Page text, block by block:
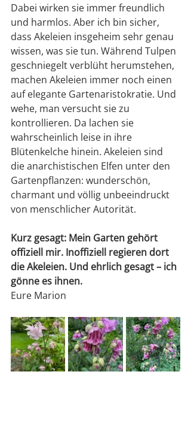
Dabei wirken sie immer freundlich
und harmlos. Aber ich bin sicher,
dass Akeleien insgeheim sehr genau
wissen, was sie tun. Während Tulpen
geschniegelt verblüht herumstehen,
machen Akeleien immer noch einen
auf elegante Gartenaristokratie. Und
wehe, man versucht sie zu
kontrollieren. Da lachen sie
wahrscheinlich leise in ihre
Blütenkelche hinein. Akeleien sind
die anarchistischen Elfen unter den
Gartenpflanzen: wunderschön,
charmant und völlig unbeeindruckt
von menschlicher Autorität.
Kurz gesagt: Mein Garten gehört
offiziell mir. Inoffiziell regieren dort
die Akeleien. Und ehrlich gesagt – ich
gönne es ihnen.
Eure Marion